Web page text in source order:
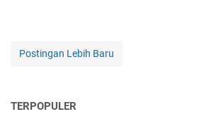
Postingan Lebih Baru
TERPOPULER